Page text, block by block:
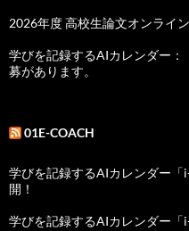
2026年度 高校生論文オンライ
学びを記録するAIカレンダー：
募があります。
01E-COACH
学びを記録するAIカレンダー「
開！
学びを記録するAIカレンダー「